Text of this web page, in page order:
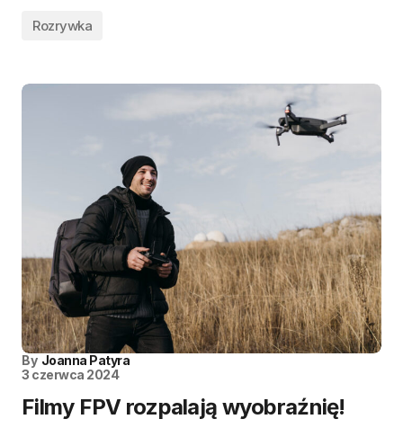
Rozrywka
By Joanna Patyra
3 czerwca 2024
Filmy FPV rozpalają wyobraźnię!